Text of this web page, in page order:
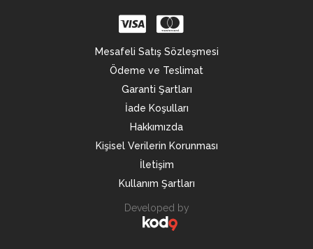
Mesafeli Satış Sözleşmesi
Ödeme ve Teslimat
Garanti Şartları
İade Koşulları
Hakkımızda
Kişisel Verilerin Korunması
İletişim
Kullanım Şartları
Developed by